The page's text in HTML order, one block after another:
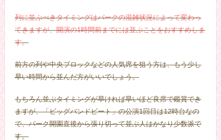
列に並ぶべきタイミングはパークの混雑状況によって変わっ
てきますが、開演の1時間前までには並ぶことをおすすめしま
す。
前方の列や中央ブロックなどの人気席を狙う方は、もう少し
早い時間から並んだ方がいいでしょう。
もちろん並ぶタイミングが早ければ早いほど良席で鑑賞でき
ますが、「ビッグバンドビート」の公演1回目は12時台なの
で、パーク開園直後から張り切って並ぶ人はかなり少数派で
す。